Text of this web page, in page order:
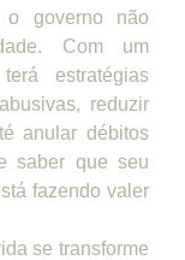
o governo não
Com um
estratégias
reduzir
anular débitos
saber que seu
fazendo valer
se transforme